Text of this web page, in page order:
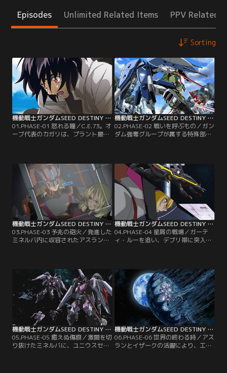
Episodes Unlimited Related Items PPV Related
Sorting
機動戦士ガンダムSEED DESTINY HDリマスター 第01話
01.PHASE-01 怒れる瞳／C.E.73。オ
ーブ代表のカガリは、プラント最高
評議会議長デュランダルとの極秘会
ープが新型MS「ガンダム」を強奪す
る。MSザクウォーリアに乗り込んだ
ものの窮地に立たされたアスランを
助けたのは、シンの搭乗するインパ
ルスガンダムだった。【提供：バン
ダイチャンネル】
機動戦士ガンダムSEED DESTINY HDリマスター 第02話
02.PHASE-02 戦いを呼ぶもの／ガン
ダム強奪グループが属する特殊部隊
ープのスティング、アウル、ステラ
は撤退を始める。追いすがるインパ
ルスとレイのザクファントム。この
不測の事態に対し、新造艦ミネルバ
の艦長タリアは艦の発進を決意す
る。【提供：バンダイチャンネル】
機動戦士ガンダムSEED DESTINY HDリマスター 第03話
03.PHASE-03 予兆の砲火／発進した
ミネルバ内に収容されたアスランと
筈だ！もう悲劇は繰り返さない、互
いに手を取って歩む道を選ぶと！」
その言葉に過剰に反応し、怒りをぶ
つけるシン。その時、ミネルバは再
びガーティ・ルーを捕捉する。【提
供：バンダイチャンネル】
機動戦士ガンダムSEED DESTINY HDリマスター 第04話
04.PHASE-04 星屑の戦場／ガーテ
ィ・ルーを追い、デブリ帯に突入し
とかガーティ・ルーにダメージを与
えたものの、余力のないミネルバは
追撃を諦める。その頃別の宙域で
は、安定軌道にあったユニウスセブ
ンが、地球に向けて降下し始めてい
た。【提供：バンダイチャンネル】
機動戦士ガンダムSEED DESTINY HDリマスター 第05話
05.PHASE-05 癒えぬ傷痕／激闘を切
り抜けたミネルバに、ユニウスセブ
機動戦士ガンダムSEED DESTINY HDリマスター 第06話
06.PHASE-06 世界の終わる時／アス
ランとイザークの活躍により、工作
隊はユニウスセブン分割に成功す